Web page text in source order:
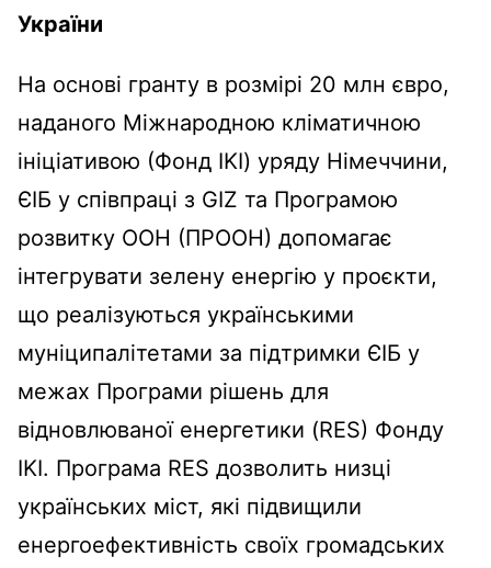
України
На основі гранту в розмірі 20 млн євро,
наданого Міжнародною кліматичною
ініціативою (Фонд IKI) уряду Німеччини,
ЄІБ у співпраці з GIZ та Програмою
розвитку ООН (ПРООН) допомагає
інтегрувати зелену енергію у проєкти,
що реалізуються українськими
муніципалітетами за підтримки ЄІБ у
межах Програми рішень для
відновлюваної енергетики (RES) Фонду
IKI. Програма RES дозволить низці
українських міст, які підвищили
енергоефективність своїх громадських